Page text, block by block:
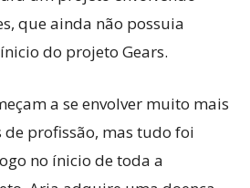
que ainda não possuia
do projeto Gears.
a se envolver muito mais
profissão, mas tudo foi
no ínicio de toda a